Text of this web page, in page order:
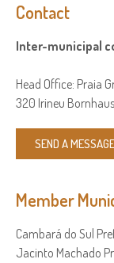
Contact
Inter-municipal
Head Office: Praia
320 Irineu
SEND A MESSAGE
Member
Cambará do Sul
Jacinto Machado